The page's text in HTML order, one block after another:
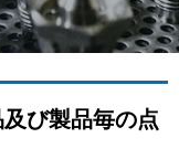
び製品毎の点